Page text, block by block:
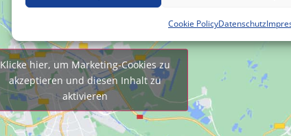
Cookie PolicyDatenschutz
Klicke hier, um Marketing-Cookies zu
akzeptieren und diesen Inhalt zu
aktivieren